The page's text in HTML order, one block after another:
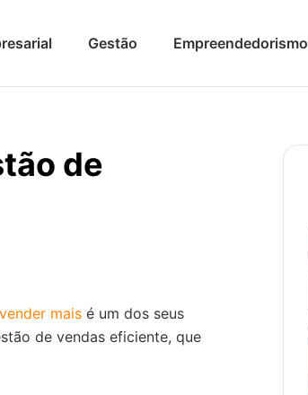
Gestão Empreendedorismo
de
vender mais é um dos seus
de vendas eficiente, que